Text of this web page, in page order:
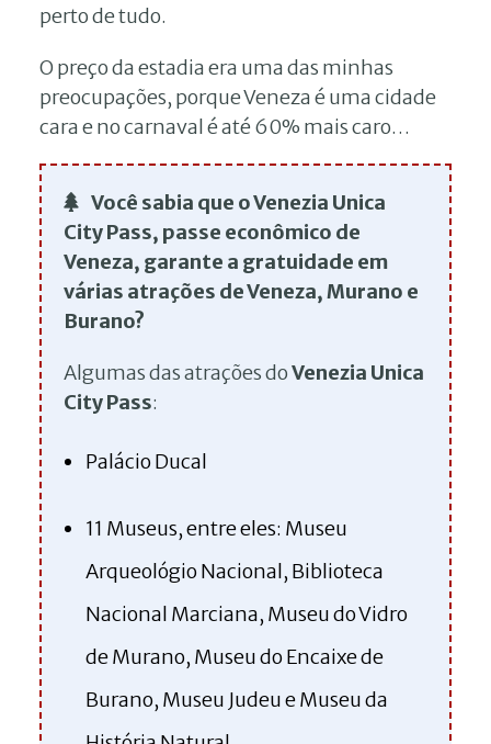
perto de tudo.
O preço da estadia era uma das minhas
preocupações, porque Veneza é uma cidade
cara e no carnaval é até 60% mais caro…
Você sabia que o Venezia Unica
City Pass, passe econômico de
Veneza, garante a gratuidade em
várias atrações de Veneza, Murano e
Burano?
Algumas das atrações doVenezia Unica
City Pass:
Palácio Ducal
11 Museus, entre eles: Museu
Arqueológio Nacional, Biblioteca
Nacional Marciana, Museu do Vidro
de Murano, Museu do Encaixe de
Burano, Museu Judeu e Museu da